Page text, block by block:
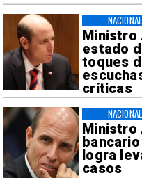
Ministro
estado
toques
críticas
NACIONAL
Ministro
logra
casos
NACIONAL